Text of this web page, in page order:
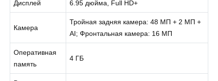
Дисплей 6.95 дюйма, Full HD+
Камера
Тройная задняя камера: 48 МП + 2 МП +
AI; Фронтальная камера: 16 МП
Оперативная
память
4 ГБ